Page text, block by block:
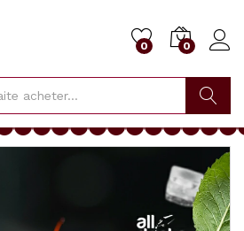
0 0
Chercher